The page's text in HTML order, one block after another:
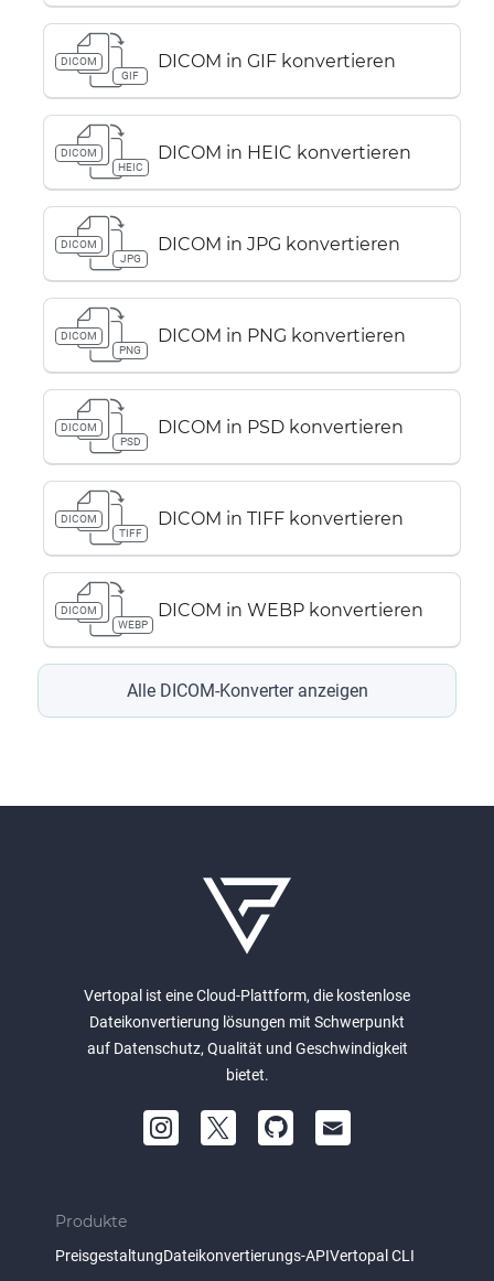
DICOM
GIF
DICOM in GIF konvertieren
DICOM
HEIC
DICOM in HEIC konvertieren
DICOM
JPG
DICOM in JPG konvertieren
DICOM
PNG
DICOM in PNG konvertieren
DICOM
PSD
DICOM in PSD konvertieren
DICOM
TIFF
DICOM in TIFF konvertieren
DICOM
WEBP
DICOM in WEBP konvertieren
Alle DICOM-Konverter anzeigen
Vertopal ist eine Cloud-Plattform, die kostenlose
Dateikonvertierung lösungen mit Schwerpunkt
auf Datenschutz, Qualität und Geschwindigkeit
bietet.
Produkte
PreisgestaltungDateikonvertierungs-APIVertopal CLI